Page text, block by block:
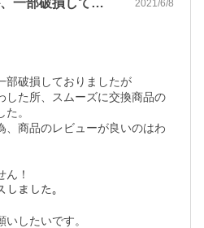
一度、到着した商品が、一部破損しており… 2021/6/8
部破損しておりましたが
した所、スムーズに交換商品の
。
、商品のレビューが良いのはわ
ん！
ました。
したいです。